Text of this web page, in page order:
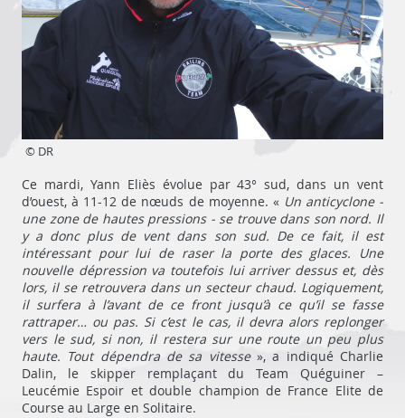
© DR
Ce mardi, Yann Eliès évolue par 43° sud, dans un vent
d’ouest, à 11-12 de nœuds de moyenne. « Un anticyclone -
une zone de hautes pressions - se trouve dans son nord. Il
y a donc plus de vent dans son sud. De ce fait, il est
intéressant pour lui de raser la porte des glaces. Une
nouvelle dépression va toutefois lui arriver dessus et, dès
lors, il se retrouvera dans un secteur chaud. Logiquement,
il surfera à l’avant de ce front jusqu’à ce qu’il se fasse
rattraper… ou pas. Si c’est le cas, il devra alors replonger
vers le sud, si non, il restera sur une route un peu plus
haute. Tout dépendra de sa vitesse», a indiqué Charlie
Dalin, le skipper remplaçant du Team Quéguiner –
Leucémie Espoir et double champion de France Elite de
Course au Large en Solitaire.